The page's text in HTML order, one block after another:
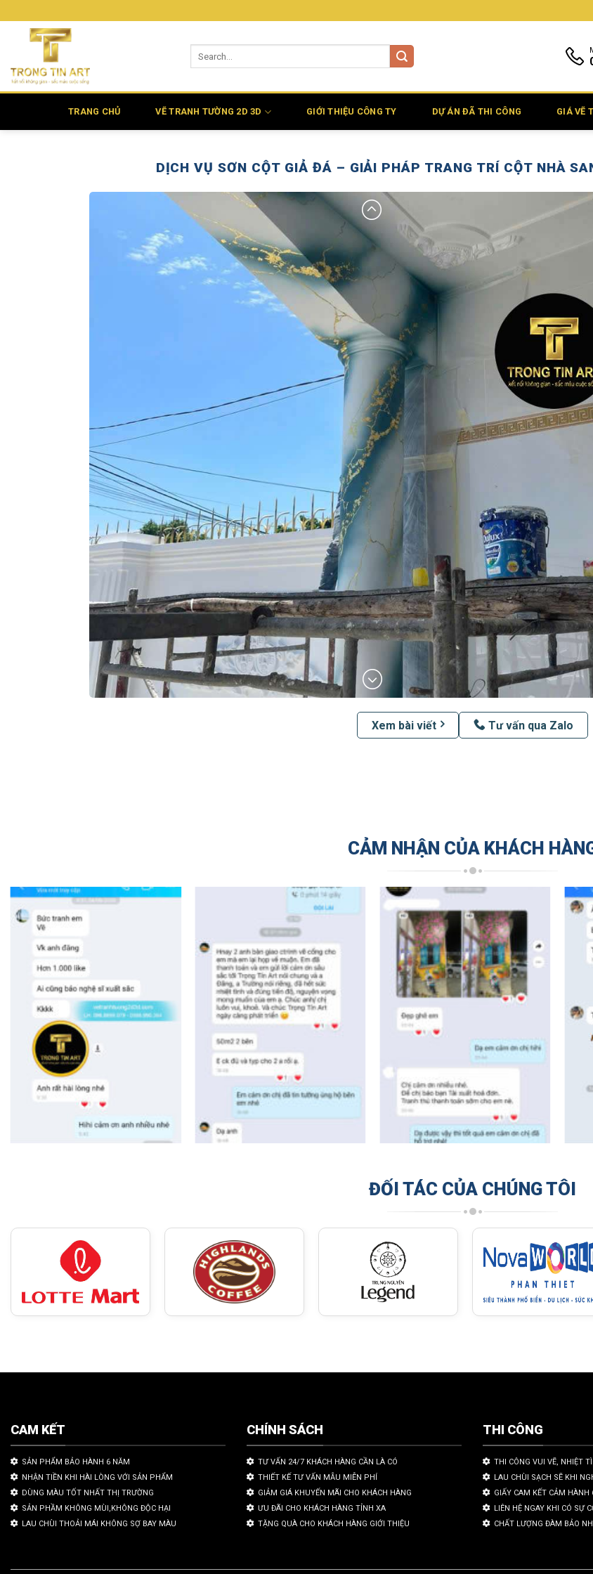
qua
TRANG CHỦ VẼ TRANH TƯỜNG 2D 3D GIỚI THIỆU CÔNG TY DỰ ÁN ĐÃ THI CÔNG GIÁ VẼ
DỊCH VỤ SƠN CỘT GIẢ ĐÁ – GIẢI PHÁP TRANG TRÍ CỘT NHÀ
Xem bài viết Tư vấn qua Zalo
CẢM NHẬN CỦA KHÁCH
ĐỐI TÁC CỦA CHÚNG TÔI
CAM KẾT
SẢN PHẨM BẢO HÀNH 6 NĂM
NHẬN TIỀN KHI HÀI LÒNG VỚI SẢN PHẨM
DÙNG MÀU TỐT NHẤT THỊ TRƯỜNG
SẢN PHẦM KHÔNG MÙI,KHÔNG ĐỘC HẠI
LAU CHÙI THOẢI MÁI KHÔNG SỢ BAY MÀU
CHÍNH SÁCH
TƯ VẤN 24/7 KHÁCH HÀNG CẦN LÀ CÓ
THIẾT KẾ TƯ VẤN MẪU MIỄN PHÍ
GIẢM GIÁ KHUYẾN MÃI CHO KHÁCH HÀNG
ƯU ĐÃI CHO KHÁCH HÀNG TỈNH XA
TẶNG QUÀ CHO KHÁCH HÀNG GIỚI THIỆU
THI CÔNG
THI CÔNG VUI VẼ, NHIỆT
LAU CHÙI SẠCH SẼ KHI
GIẤY CAM KẾT CẢM HÀNH
LIÊN HỆ NGAY KHI CÓ SỰ
CHẤT LƯỢNG ĐÀM BẢO